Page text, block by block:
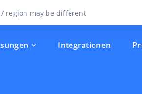
region may be different
Integrationen